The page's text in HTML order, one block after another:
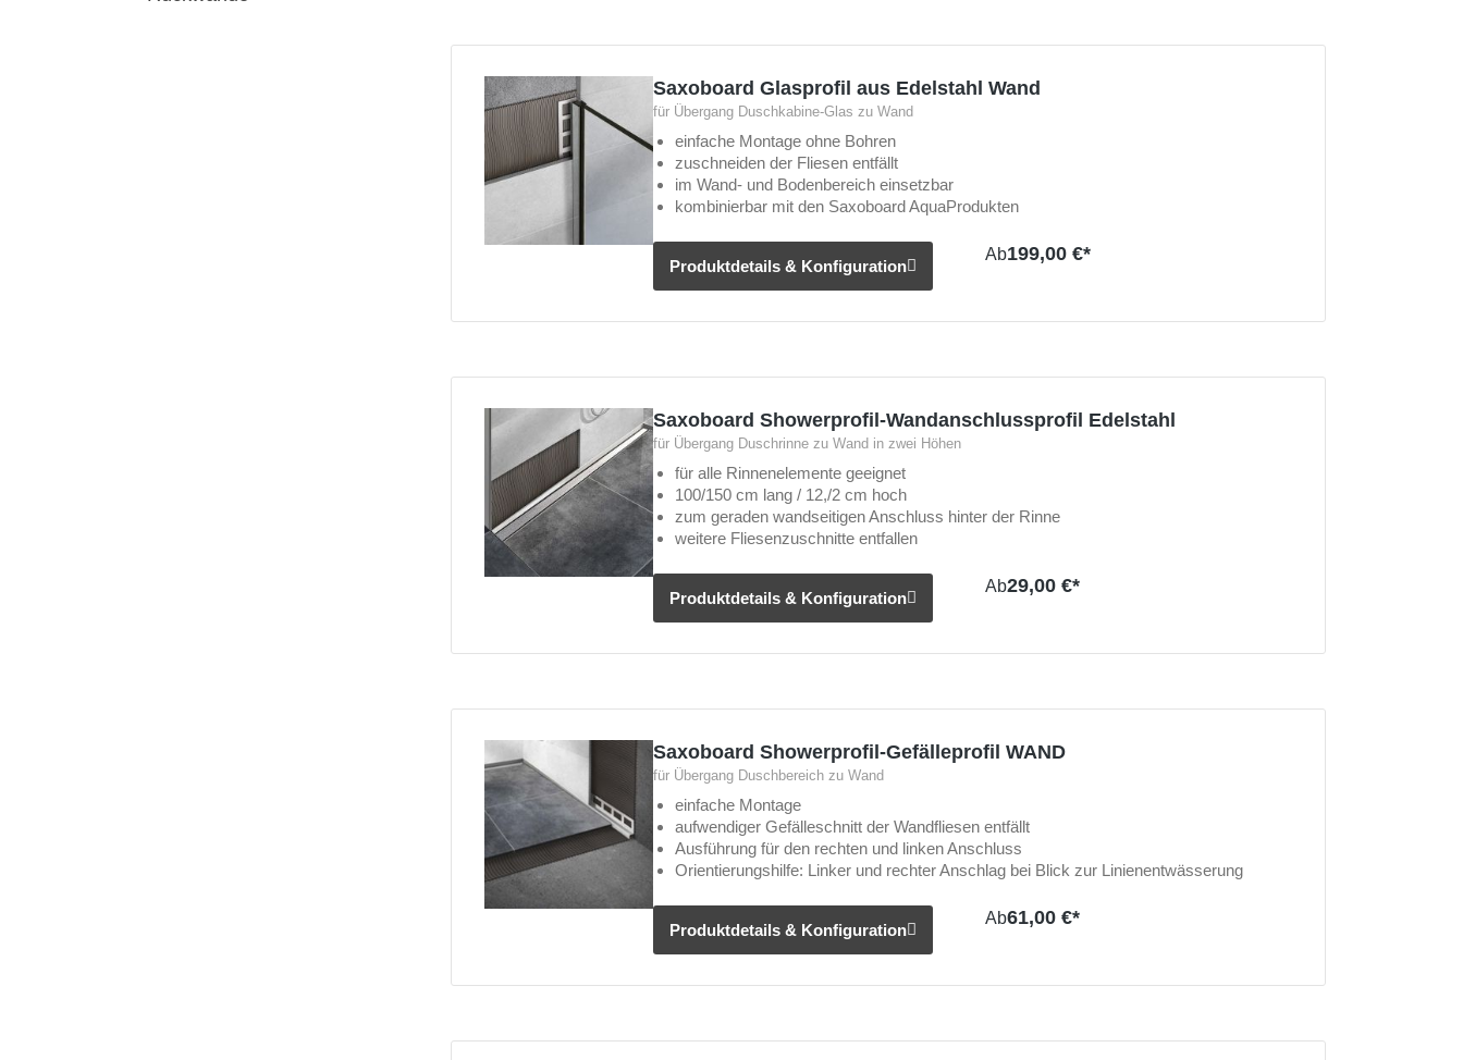
Saxoboard Glasprofil aus Edelstahl Wand
für Übergang Duschkabine-Glas zu Wand
einfache Montage ohne Bohren
zuschneiden der Fliesen entfällt
im Wand- und Bodenbereich einsetzbar
kombinierbar mit den Saxoboard AquaProdukten
Produktdetails & Konfiguration
Ab199,00 €*
Saxoboard Showerprofil-Wandanschlussprofil Edelstahl
für Übergang Duschrinne zu Wand in zwei Höhen
für alle Rinnenelemente geeignet
100/150 cm lang / 12,/2 cm hoch
zum geraden wandseitigen Anschluss hinter der Rinne
weitere Fliesenzuschnitte entfallen
Produktdetails & Konfiguration
Ab29,00 €*
Saxoboard Showerprofil-Gefälleprofil WAND
für Übergang Duschbereich zu Wand
einfache Montage
aufwendiger Gefälleschnitt der Wandfliesen entfällt
Ausführung für den rechten und linken Anschluss
Orientierungshilfe: Linker und rechter Anschlag bei Blick zur Linienentwässerung
Produktdetails & Konfiguration
Ab61,00 €*